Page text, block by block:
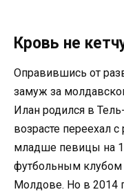
Кровь не
Оправившись от
замуж за
Илан родился в
возрасте переехал
младше певицы на
футбольным
Молдове. Но в 2014